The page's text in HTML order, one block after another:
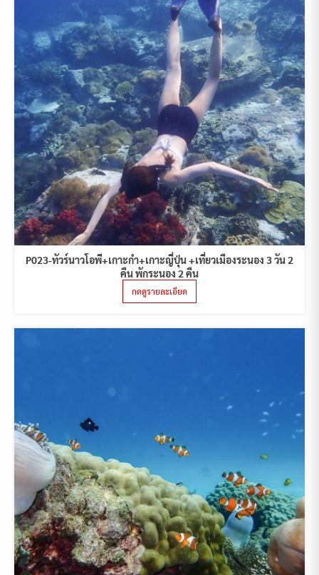
P023-ทัวร์นาวโอพี+เกาะกำ+เกาะญี่ปุ่น +เที่ยวเมืองระนอง 3 วัน 2
คืน พักระนอง 2 คืน
กดดูรายละเอียด